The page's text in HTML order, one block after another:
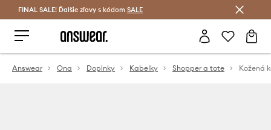
Šetrite s Answear Club >
FINAL SALE! Ďalšie zľavy s kódom SALE
Answear Ona Doplnky Kabelky Shopper a tote Kožená